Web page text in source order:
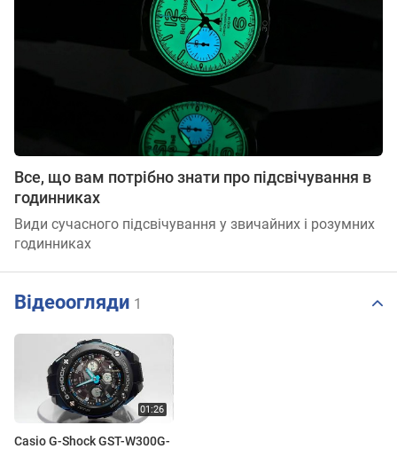
Все, що вам потрібно знати про підсвічування в
годинниках
Види сучасного підсвічування у звичайних і розумних
годинниках
Відеоогляди 1
Casio G-Shock GST-W300G-